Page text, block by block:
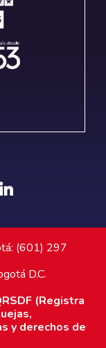
(601) 297
D.C.
(Registra
y derechos de